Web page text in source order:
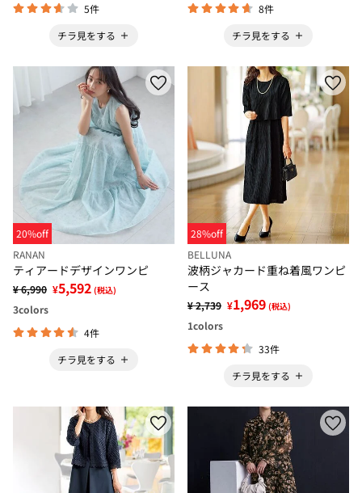
5件
チラ見をする
8件
チラ見をする
20%off
RANAN
ティアードデザインワンピ
¥ 6,990 ¥5,592 (税込)
3colors
4件
チラ見をする
28%off
BELLUNA
波柄ジャカード重ね着風ワンピ
ース
¥ 2,739 ¥1,969 (税込)
1colors
33件
チラ見をする